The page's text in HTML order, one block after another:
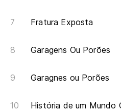
Fratura Exposta
Garagens Ou Porões
Garagnes ou Porões
História de um Mundo